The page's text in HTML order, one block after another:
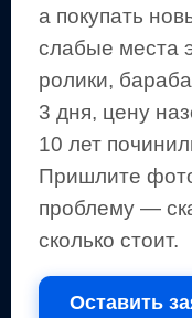
а покупать
слабые места
ролики,
3 дня, цену
10 лет
Пришлите
проблему —
сколько стоит.
Оставить